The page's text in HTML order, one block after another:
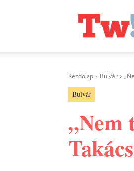
Kezdőlap Bulvár
Bulvár
„Nem